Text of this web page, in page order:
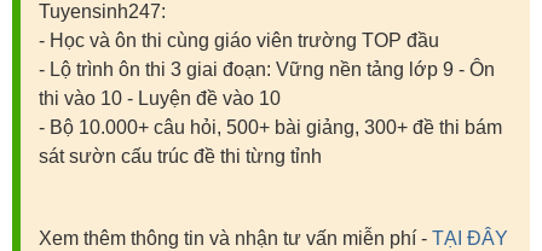
Tuyensinh247:
- Học và ôn thi cùng giáo viên trường TOP đầu
- Lộ trình ôn thi 3 giai đoạn: Vững nền tảng lớp 9 - Ôn
thi vào 10 - Luyện đề vào 10
- Bộ 10.000+ câu hỏi, 500+ bài giảng, 300+ đề thi bám
sát sườn cấu trúc đề thi từng tỉnh
Xem thêm thông tin và nhận tư vấn miễn phí - TẠI ĐÂY